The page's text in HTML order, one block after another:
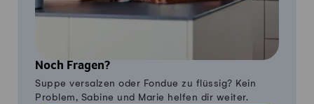
Noch Fragen?
Suppe versalzen oder Fondue zu flüssig? Kein
Problem, Sabine und Marie helfen dir weiter.